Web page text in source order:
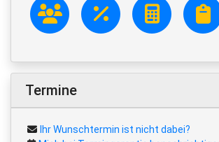
Termine
Ihr Wunschtermin ist nicht dabei?